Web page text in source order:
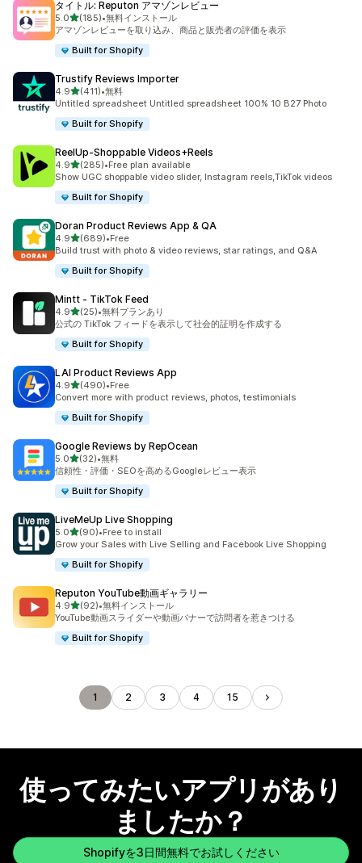
タイトル: Reputon アマゾンレビュー
5.05つ星中
(185)
合計レビュー数：185件
•無料インストール
アマゾンレビューを取り込み、商品と販売者の評価を表示
Built for Shopify
Trustify Reviews Importer
4.95つ星中
(411)
合計レビュー数：411件
•無料
Untitled spreadsheet Untitled spreadsheet 100% 10 B27 Photo
Built for Shopify
ReelUp‑Shoppable Videos+Reels
4.95つ星中
(285)
合計レビュー数：285件
•Free plan available
Show UGC shoppable video slider, Instagram reels,TikTok videos
Built for Shopify
Doran Product Reviews App & QA
4.95つ星中
(689)
合計レビュー数：689件
•Free
Build trust with photo & video reviews, star ratings, and Q&A
Built for Shopify
Mintt ‑ TikTok Feed
4.95つ星中
(25)
合計レビュー数：25件
•無料プランあり
公式の TikTok フィードを表示して社会的証明を作成する
Built for Shopify
LAI Product Reviews App
4.95つ星中
(490)
合計レビュー数：490件
•Free
Convert more with product reviews, photos, testimonials
Built for Shopify
Google Reviews by RepOcean
5.05つ星中
(32)
合計レビュー数：32件
•無料
信頼性・評価・SEOを高めるGoogleレビュー表示
Built for Shopify
LiveMeUp Live Shopping
5.05つ星中
(90)
合計レビュー数：90件
•Free to install
Grow your Sales with Live Selling and Facebook Live Shopping
Built for Shopify
Reputon YouTube動画ギャラリー
4.95つ星中
(92)
合計レビュー数：92件
•無料インストール
YouTube動画スライダーや動画バナーで訪問者を惹きつける
Built for Shopify
1 2 3 4 15
使ってみたいアプリがあり
ましたか？
Shopifyを3日間無料でお試しください